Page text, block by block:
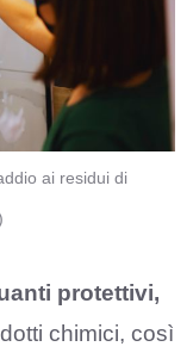
ai residui di
protettivi,
chimici, così